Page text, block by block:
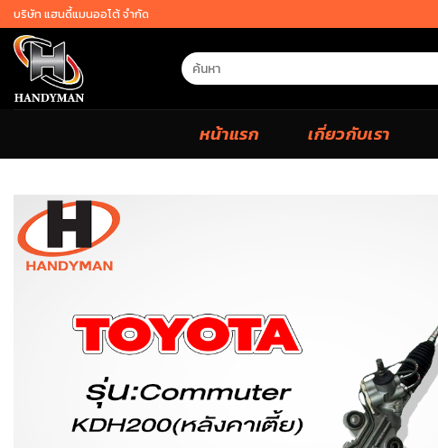
Skip
to
content
บริษัท แฮนดี้แมนออโต้ จำกัด
Search
for:
หน้าแรก เกี่ยวกับเรา